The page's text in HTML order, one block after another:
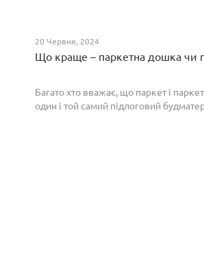
20 Червня, 2024
Що краще – паркетна дошка чи
Багато хто вважає, що паркет і
один і той самий підлоговий